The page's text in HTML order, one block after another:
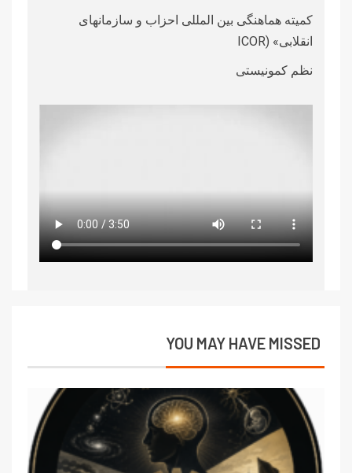
کمیته هماهنگی بین المللی احزاب و سازمانهای
انقلابی» (ICOR
نظم کمونیستی
YOU MAY HAVE MISSED